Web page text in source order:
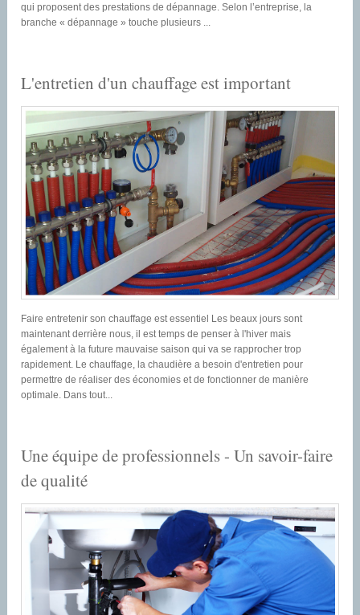
qui proposent des prestations de dépannage. Selon l’entreprise, la
branche « dépannage » touche plusieurs ...
L'entretien d'un chauffage est important
Faire entretenir son chauffage est essentiel Les beaux jours sont
maintenant derrière nous, il est temps de penser à l'hiver mais
également à la future mauvaise saison qui va se rapprocher trop
rapidement. Le chauffage, la chaudière a besoin d'entretien pour
permettre de réaliser des économies et de fonctionner de manière
optimale. Dans tout...
Une équipe de professionnels - Un savoir-faire
de qualité